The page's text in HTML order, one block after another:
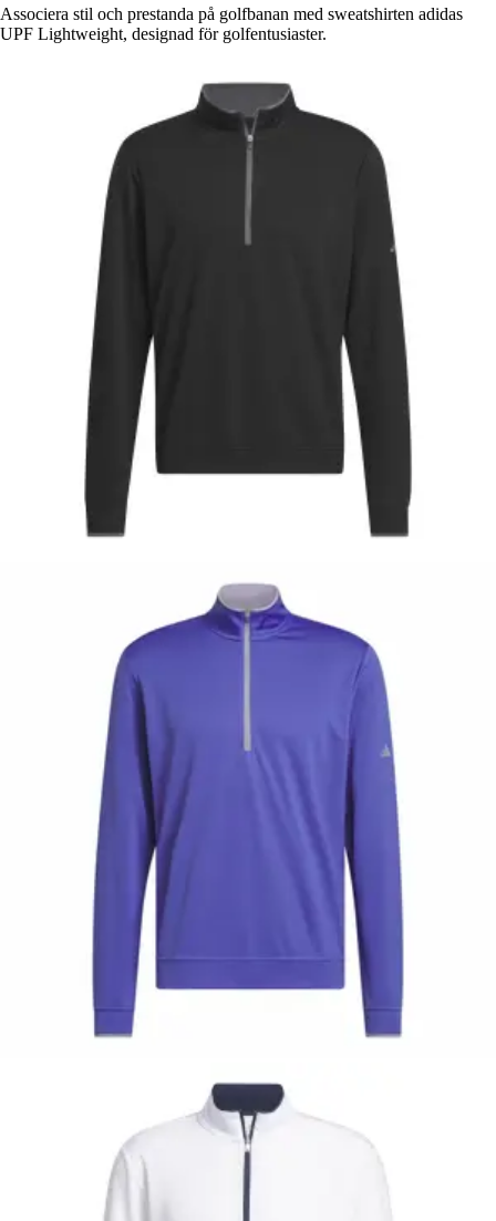
Associera stil och prestanda på golfbanan med sweatshirten adidas
UPF Lightweight, designad för golfentusiaster.